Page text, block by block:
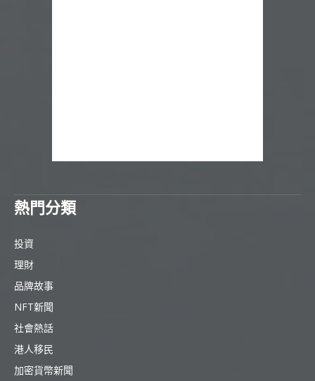
熱門分類
投資
理財
品牌故事
NFT新聞
社會熱話
港人移民
加密貨幣新聞